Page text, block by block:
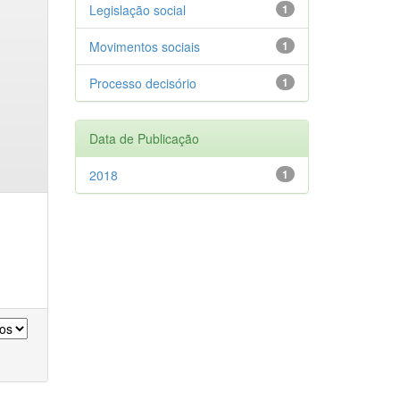
1
Legislação social
1
Movimentos sociais
1
Processo decisório
Data de Publicação
1
2018